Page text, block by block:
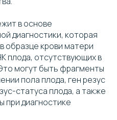
в основе
диагностики, которая
образце крови матери
плода, отсутствующих в
могут быть фрагменты
пола плода, ген резус
статуса плода, а также
при диагностике